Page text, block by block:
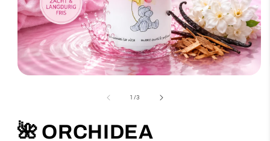
in
modaal
1 /van
3
🌺 ORCHIDEA